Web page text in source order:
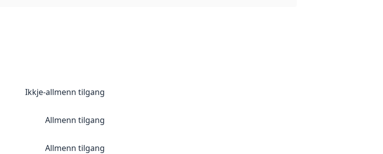
Ikkje-allmenn tilgang
Allmenn tilgang
Allmenn tilgang